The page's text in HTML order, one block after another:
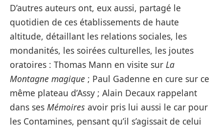
D’autres auteurs ont, eux aussi, partagé le
quotidien de ces établissements de haute
altitude, détaillant les relations sociales, les
mondanités, les soirées culturelles, les joutes
oratoires : Thomas Mann en visite sur La
Montagne magique ; Paul Gadenne en cure sur ce
même plateau d’Assy ; Alain Decaux rappelant
dans ses Mémoires avoir pris lui aussi le car pour
les Contamines, pensant qu’il s’agissait de celui